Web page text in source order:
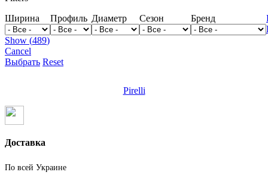
Ширина
Профиль Диаметр Сезон Бренд
Show (489)
Cancel
Выбрать Reset
Pirelli
Доставка
По всей Украине